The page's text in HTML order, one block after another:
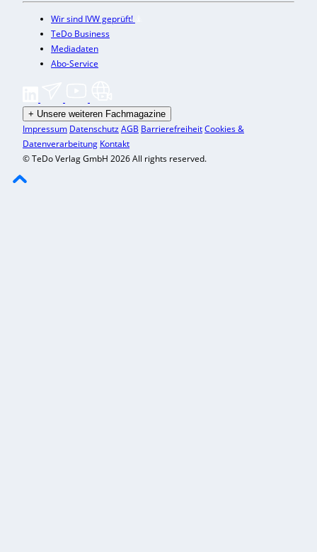
Wir sind IVW geprüft!
TeDo Business
Mediadaten
Abo-Service
+ Unsere weiteren Fachmagazine
Impressum DatenschutzAGB BarrierefreiheitCookies &
Datenverarbeitung Kontakt
© TeDo Verlag GmbH 2026 All rights reserved.